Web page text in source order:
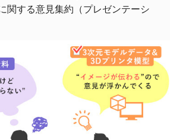
関する意見集約（プレゼンテーシ